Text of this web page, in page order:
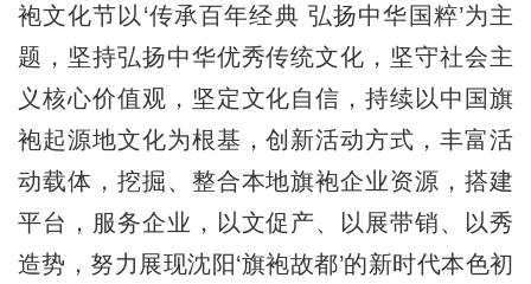
袍文化节以‘传承百年经典 弘扬中华国粹’为主
题，坚持弘扬中华优秀传统文化，坚守社会主
义核心价值观，坚定文化自信，持续以中国旗
袍起源地文化为根基，创新活动方式，丰富活
动载体，挖掘、整合本地旗袍企业资源，搭建
平台，服务企业，以文促产、以展带销、以秀
造势，努力展现沈阳‘旗袍故都’的新时代本色初